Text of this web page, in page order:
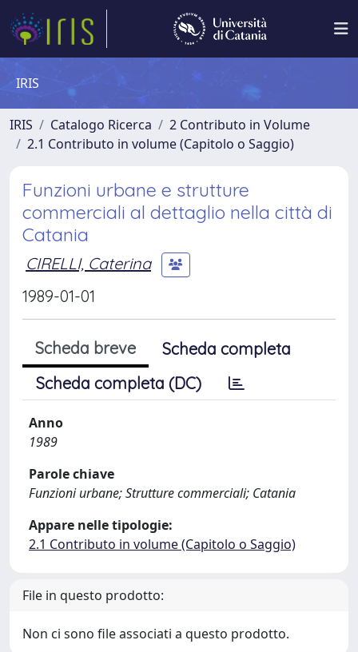
IRIS
IRIS Catalogo Ricerca
2 Contributo in Volume
2.1 Contributo in volume (Capitolo o Saggio)
Funzioni urbane e strutture
commerciali al dettaglio nella città di
Catania
CIRELLI, Caterina
1989-01-01
Scheda breve
Scheda completa
Scheda completa (DC)
Anno
1989
Parole chiave
Funzioni urbane; Strutture commerciali; Catania
Appare nelle tipologie:
2.1 Contributo in volume (Capitolo o Saggio)
File in questo prodotto:
Non ci sono file associati a questo prodotto.